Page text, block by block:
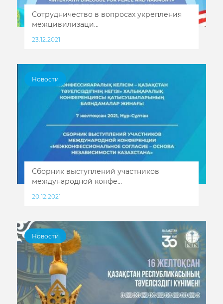
Сотрудничество в вопросах укрепления
межцивилизаци...
23.12.2021
Новости
Сборник выступлений участников
международной конфе...
20.12.2021
Новости